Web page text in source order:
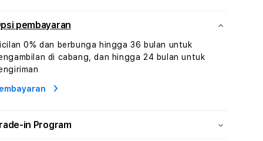
Paket
Wisata
Tunisia
Profesional
Wisata
Tunisia
pembayaran
0% dan berbunga hingga 36 bulan untuk
di cabang, dan hingga 24 bulan untuk
in Program